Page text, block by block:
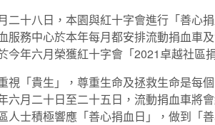
二十八日，本園與紅十字會進行「善心
服務中心於本年每月都安排流動捐血車
今年六月榮獲紅十字會「2021卓越社區
視「貴生」，尊重生命及拯救生命是每
六月二十日至二十五日，流動捐血車將
人士積極響應「善心捐血日」，做到「